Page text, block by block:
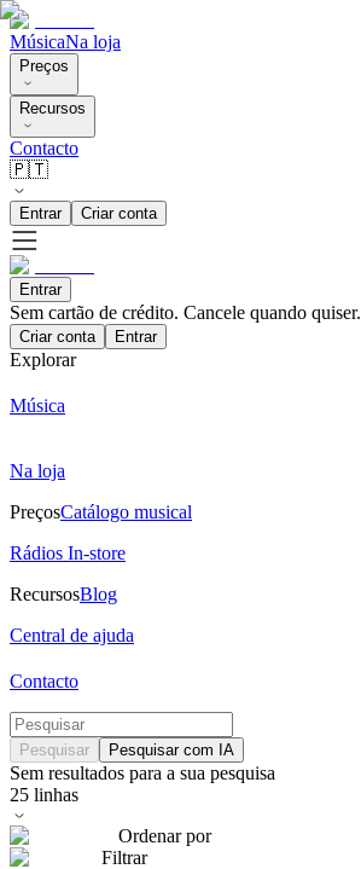
MúsicaNa loja
Preços
Recursos
Contacto
🇵🇹
Entrar Criar conta
Entrar
Sem cartão de crédito. Cancele quando quiser.
Criar conta Entrar
Explorar
Música
Na loja
PreçosCatálogo musical
Rádios In-store
RecursosBlog
Central de ajuda
Contacto
Pesquisar Pesquisar com IA
Sem resultados para a sua pesquisa
25 linhas
Ordenar por
Filtrar